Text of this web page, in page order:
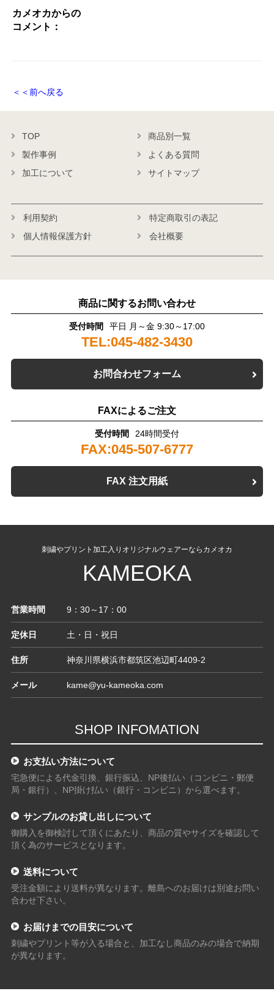
カメオカからの
コメント：
＜＜前へ戻る
TOP
商品別一覧
製作事例
よくある質問
加工について
サイトマップ
利用契約
特定商取引の表記
個人情報保護方針
会社概要
商品に関するお問い合わせ
受付時間 平日 月～金 9:30～17:00
TEL:045-482-3430
お問合わせフォーム
FAXによるご注文
受付時間 24時間受付
FAX:045-507-6777
FAX 注文用紙
刺繍やプリント加工入りオリジナルウェアーならカメオカ
KAMEOKA
営業時間 9：30～17：00
定休日 土・日・祝日
住所 神奈川県横浜市都筑区池辺町4409-2
メール kame@yu-kameoka.com
SHOP INFOMATION
お支払い方法について
宅急便による代金引換、銀行振込、NP後払い（コンビニ・郵便
局・銀行）、NP掛け払い（銀行・コンビニ）から選べます。
サンプルのお貸し出しについて
御購入を御検討して頂くにあたり、商品の質やサイズを確認して
頂く為のサービスとなります。
送料について
受注金額により送料が異なります。離島へのお届けは別途お問い
合わせ下さい。
お届けまでの目安について
刺繍やプリント等が入る場合と、加工なし商品のみの場合で納期
が異なります。